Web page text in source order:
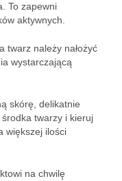
To zapewni
aktywnych.
twarz należy nałożyć
wystarczającą
skórę, delikatnie
twarzy i kieruj
większej ilości
na chwilę